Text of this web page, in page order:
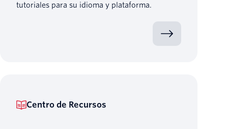
tutoriales para su idioma y plataforma.
Centro de Recursos